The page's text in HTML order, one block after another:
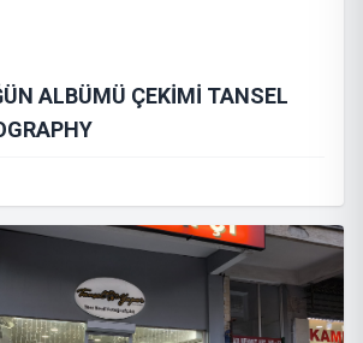
ALBÜMÜ ÇEKİMİ TANSEL